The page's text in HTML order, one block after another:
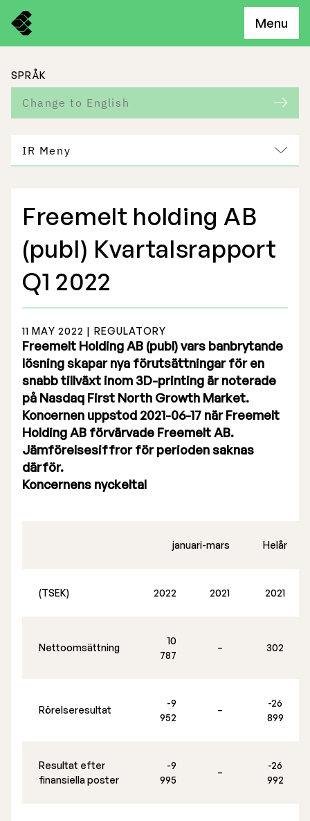
Menu
SPRÅK
Change to English
IR Meny
Freemelts verksamhet
Marknadspotential
Årsredovisning
Börsnotering
Företrädesemission 2025
Föregående prospekt
Teckningsoption TO 1
Valberedning
Bolagsordning
Freemelt holding AB
(publ) Kvartalsrapport
Q1 2022
11 MAY 2022 | REGULATORY
Freemelt Holding AB (publ) vars banbrytande
lösning skapar nya förutsättningar för en
snabb tillväxt inom 3D-printing är noterade
på Nasdaq First North Growth Market.
Koncernen uppstod 2021-06-17 när Freemelt
Holding AB förvärvade Freemelt AB.
Jämförelsesiffror för perioden saknas
därför.
Koncernens nyckeltal
januari-mars Helår
(TSEK) 2022 2021 2021
Nettoomsättning
10
787
– 302
Rörelseresultat
-9
952
–
-26
899
Resultat efter
finansiella poster
-9
995
–
-26
992